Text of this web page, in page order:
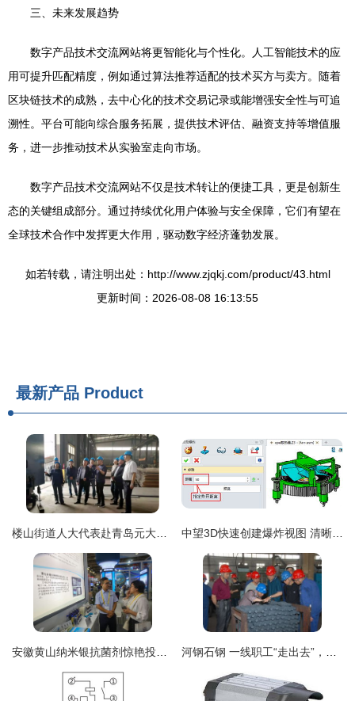
三、未来发展趋势
数字产品技术交流网站将更智能化与个性化。人工智能技术的应
用可提升匹配精度，例如通过算法推荐适配的技术买方与卖方。随着
区块链技术的成熟，去中心化的技术交易记录或能增强安全性与可追
溯性。平台可能向综合服务拓展，提供技术评估、融资支持等增值服
务，进一步推动技术从实验室走向市场。
数字产品技术交流网站不仅是技术转让的便捷工具，更是创新生
态的关键组成部分。通过持续优化用户体验与安全保障，它们有望在
全球技术合作中发挥更大作用，驱动数字经济蓬勃发展。
如若转载，请注明出处：http://www.zjqkj.com/product/43.html
更新时间：2026-08-08 16:13:55
最新产品 Product